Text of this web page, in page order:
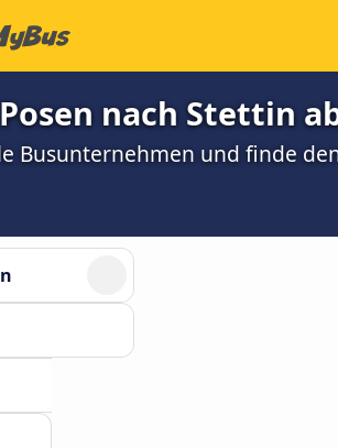
nach Stettin
Busunternehmen und finde